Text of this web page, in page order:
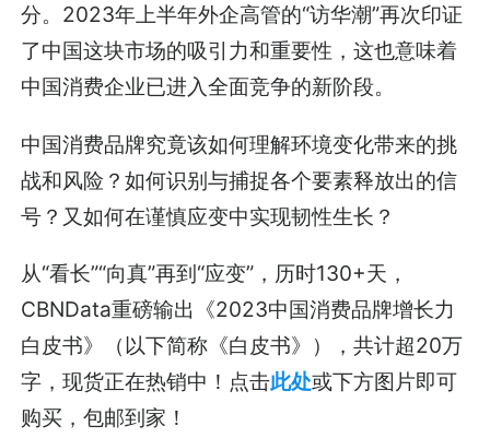
分。2023年上半年外企高管的“访华潮”再次印证
了中国这块市场的吸引力和重要性，这也意味着
中国消费企业已进入全面竞争的新阶段。
中国消费品牌究竟该如何理解环境变化带来的挑
战和风险？如何识别与捕捉各个要素释放出的信
号？又如何在谨慎应变中实现韧性生长？
从“看长”“向真”再到“应变”，历时130+天，
CBNData重磅输出《2023中国消费品牌增长力
白皮书》（以下简称《白皮书》），共计超20万
字，现货正在热销中！点击此处或下方图片即可
购买，包邮到家！